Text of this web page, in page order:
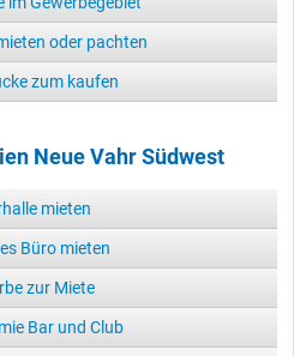
oder pachten
zum kaufen
Neue Vahr Südwest
mieten
Büro mieten
zur Miete
Bar und Club